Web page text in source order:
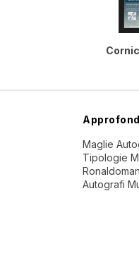
Maglie
Tipologie
Autografi